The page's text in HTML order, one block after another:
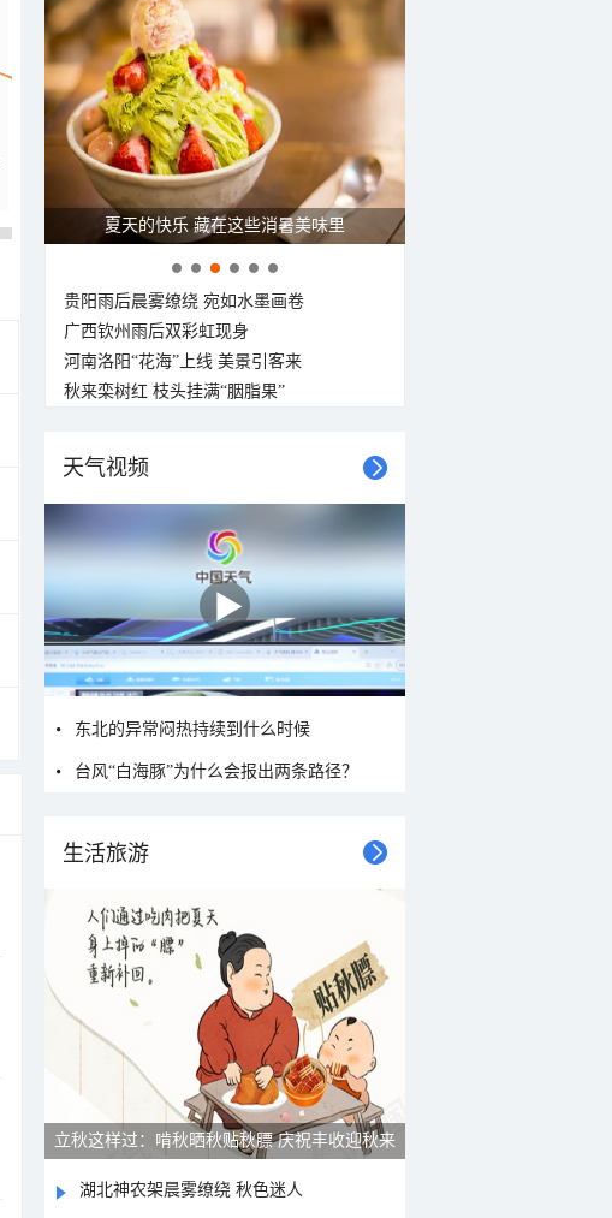
东北风
3-4级
东北风
3-4级
东北风
3-4级
东北风
3-4级
东北风
3-4级
24°C
25°C 25°C 25°C
夏天的快乐 藏在这些消暑美味里
贵阳雨后晨雾缭绕 宛如水墨画卷
广西钦州雨后双彩虹现身
河南洛阳“花海”上线 美景引客来
秋来栾树红 枝头挂满“胭脂果”
天气视频
东北的异常闷热持续到什么时候
台风“白海豚”为什么会报出两条路径？
生活旅游
立秋这样过：啃秋晒秋贴秋膘 庆祝丰收迎秋来
湖北神农架晨雾缭绕 秋色迷人